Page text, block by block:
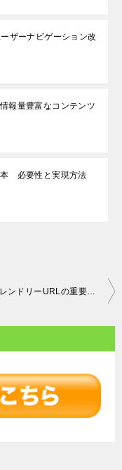
ザーナビゲーション改
報量豊富なコンテンツ
本 必要性と実現方法
SEOフレンドリーURLの重要性と作成ステップ 初心者が避けるべき一般的な間違い